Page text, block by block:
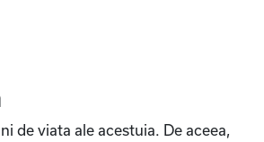
de viata ale acestuia. De aceea,